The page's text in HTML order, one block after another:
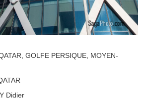
GOLFE PERSIQUE, MOYEN-
Didier